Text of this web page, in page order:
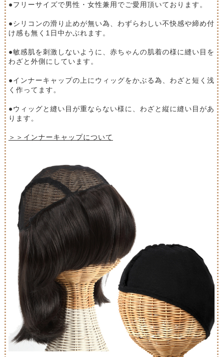
●フリーサイズで男性・女性兼用でご愛用頂いております。
●シリコンの滑り止めが無い為、わずらわしい不快感や締め付
け感も無く1日中かぶれます。
●敏感肌を刺激しないように、赤ちゃんの肌着の様に縫い目を
わざと外側にしています。
●インナーキャップの上にウィッグをかぶる為、わざと短く浅
く作ってます。
●ウィッグと縫い目が重ならない様に、わざと縦に縫い目があ
ります。
＞＞インナーキャップについて